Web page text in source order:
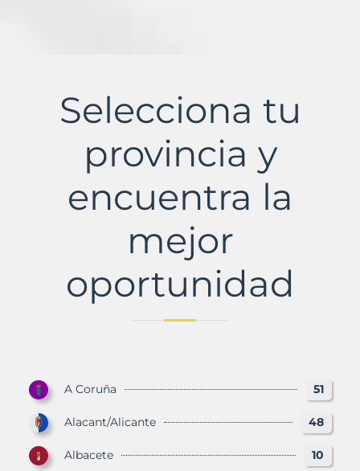
MurbalandsSelecciona tu
provincia y
encuentra la
mejor
oportunidad
A Coruña 51
Alacant/Alicante 48
Albacete 10